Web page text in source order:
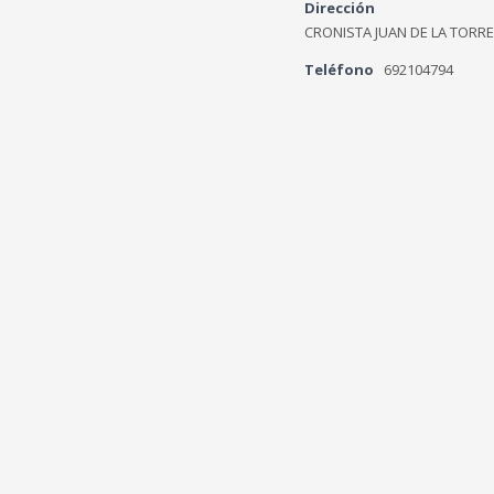
Dirección
CRONISTA JUAN DE LA
Teléfono
692104794